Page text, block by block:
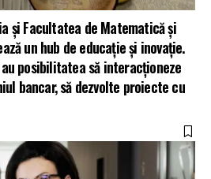
și Facultatea de Matematică și
un hub de educație și inovație.
posibilitatea să interacționeze
bancar, să dezvolte proiecte cu